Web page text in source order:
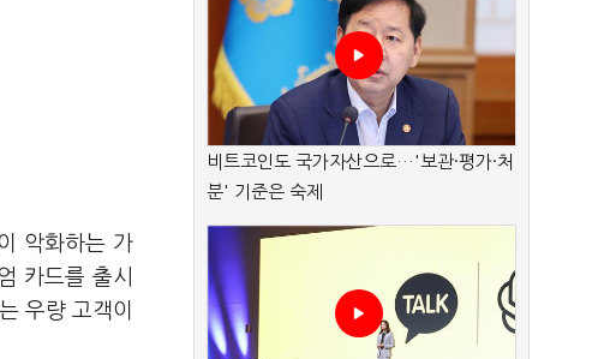
악화하는 가
카드를 출시
우량 고객이
비트코인도 국가자산으로…'보관·평가·처
분' 기준은 숙제